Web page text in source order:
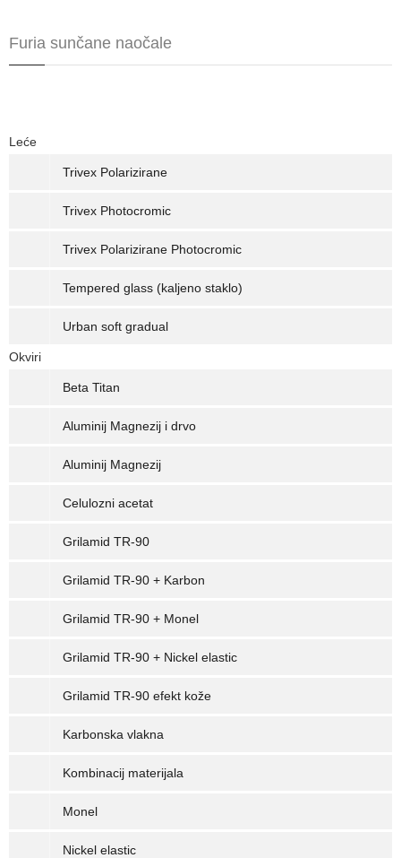
Furia sunčane naočale
Leće
Trivex Polarizirane
Trivex Photocromic
Trivex Polarizirane Photocromic
Tempered glass (kaljeno staklo)
Urban soft gradual
Okviri
Beta Titan
Aluminij Magnezij i drvo
Aluminij Magnezij
Celulozni acetat
Grilamid TR-90
Grilamid TR-90 + Karbon
Grilamid TR-90 + Monel
Grilamid TR-90 + Nickel elastic
Grilamid TR-90 efekt kože
Karbonska vlakna
Kombinacij materijala
Monel
Nickel elastic